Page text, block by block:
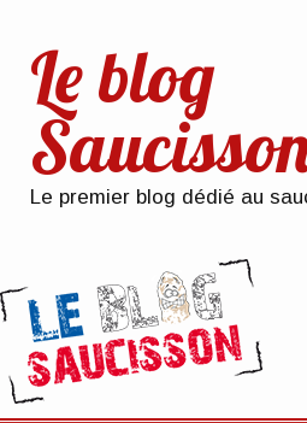
Le blog
Le premier blog dédié au